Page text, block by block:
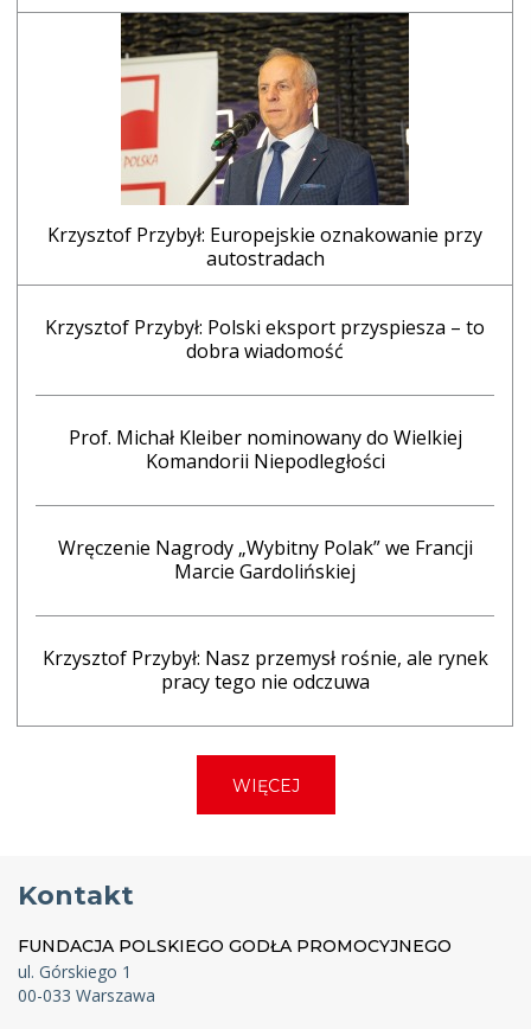
Krzysztof Przybył: Europejskie oznakowanie przy
autostradach
Krzysztof Przybył: Polski eksport przyspiesza – to
dobra wiadomość
Prof. Michał Kleiber nominowany do Wielkiej
Komandorii Niepodległości
Wręczenie Nagrody „Wybitny Polak” we Francji
Marcie Gardolińskiej
Krzysztof Przybył: Nasz przemysł rośnie, ale rynek
pracy tego nie odczuwa
WIĘCEJ
Kontakt
FUNDACJA POLSKIEGO GODŁA PROMOCYJNEGO
ul. Górskiego 1
00-033 Warszawa